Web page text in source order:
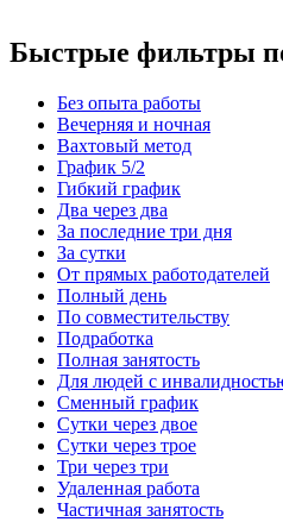
Быстрые фильтры
Без опыта работы
Вечерняя и ночная
Вахтовый метод
График 5/2
Гибкий график
Два через два
За последние три дня
За сутки
От прямых работодателей
Полный день
По совместительству
Подработка
Полная занятость
Для людей с
Сменный график
Сутки через двое
Сутки через трое
Три через три
Удаленная работа
Частичная занятость